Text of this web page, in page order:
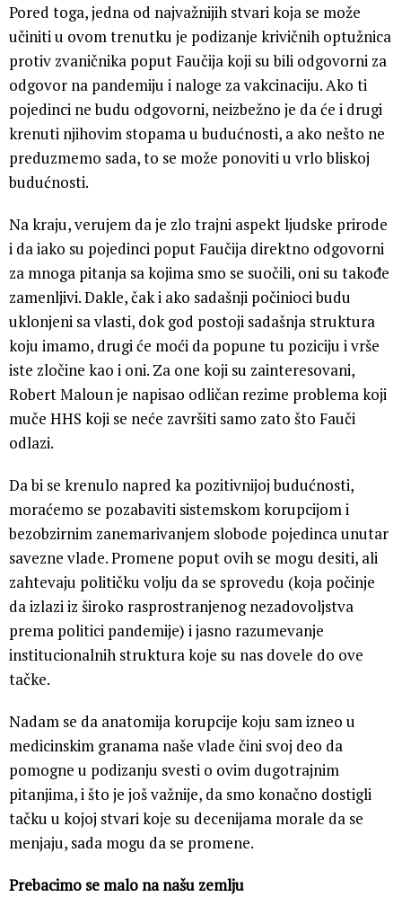
Pored toga, jedna od najvažnijih stvari koja se može
učiniti u ovom trenutku je podizanje krivičnih optužnica
protiv zvaničnika poput Faučija koji su bili odgovorni za
odgovor na pandemiju i naloge za vakcinaciju. Ako ti
pojedinci ne budu odgovorni, neizbežno je da će i drugi
krenuti njihovim stopama u budućnosti, a ako nešto ne
preduzmemo sada, to se može ponoviti u vrlo bliskoj
budućnosti.
Na kraju, verujem da je zlo trajni aspekt ljudske prirode
i da iako su pojedinci poput Faučija direktno odgovorni
za mnoga pitanja sa kojima smo se suočili, oni su takođe
zamenljivi. Dakle, čak i ako sadašnji počinioci budu
uklonjeni sa vlasti, dok god postoji sadašnja struktura
koju imamo, drugi će moći da popune tu poziciju i vrše
iste zločine kao i oni. Za one koji su zainteresovani,
Robert Maloun je napisao odličan rezime problema koji
muče HHS koji se neće završiti samo zato što Fauči
odlazi.
Da bi se krenulo napred ka pozitivnijoj budućnosti,
moraćemo se pozabaviti sistemskom korupcijom i
bezobzirnim zanemarivanjem slobode pojedinca unutar
savezne vlade. Promene poput ovih se mogu desiti, ali
zahtevaju političku volju da se sprovedu (koja počinje
da izlazi iz široko rasprostranjenog nezadovoljstva
prema politici pandemije) i jasno razumevanje
institucionalnih struktura koje su nas dovele do ove
tačke.
Nadam se da anatomija korupcije koju sam izneo u
medicinskim granama naše vlade čini svoj deo da
pomogne u podizanju svesti o ovim dugotrajnim
pitanjima, i što je još važnije, da smo konačno dostigli
tačku u kojoj stvari koje su decenijama morale da se
menjaju, sada mogu da se promene.
Prebacimo se malo na našu zemlju